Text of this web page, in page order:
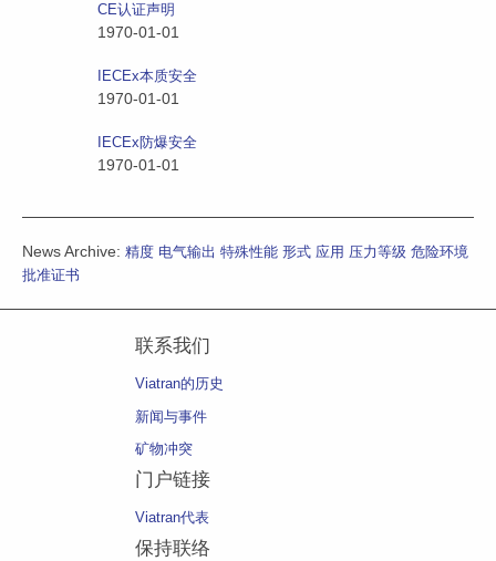
CE认证声明
1970-01-01
IECEx本质安全
1970-01-01
IECEx防爆安全
1970-01-01
News Archive: 精度 电气输出 特殊性能 形式 应用 压力等级 危险环境
批准证书
联系我们
Viatran的历史
新闻与事件
矿物冲突
门户链接
Viatran代表
保持联络